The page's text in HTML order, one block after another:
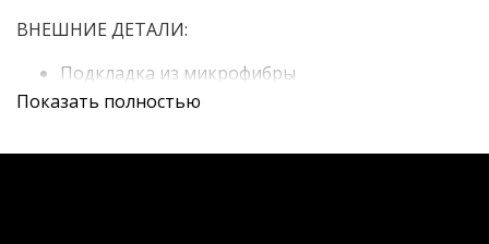
ВНЕШНИЕ ДЕТАЛИ:
Подкладка из микрофибры
Антивибрационный бампер
Показать полностью